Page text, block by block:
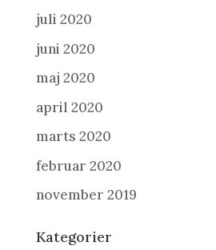
juli 2020
juni 2020
maj 2020
april 2020
marts 2020
februar 2020
november 2019
Kategorier